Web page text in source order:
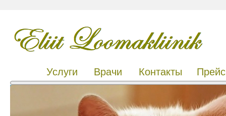
Контакты
Врачи
Услуги